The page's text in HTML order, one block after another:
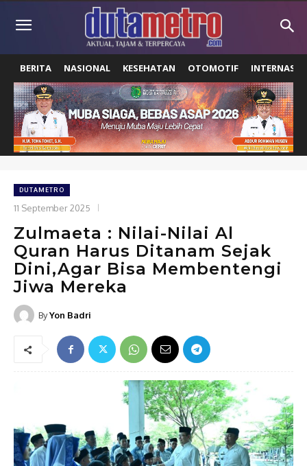
BERITA NASIONAL KESEHATAN OTOMOTIF
DUTAMETRO
11 September 2025
Zulmaeta : Nilai-Nilai Al
Quran Harus Ditanam Sejak
Dini,Agar Bisa Membentengi
Jiwa Mereka
ByYon Badri